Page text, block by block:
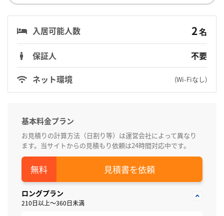
入居可能人数 2名
保証人
不要
ネット環境
(Wi-Fiなし)
基本料金プラン
お見積りの計算方法（日割り等）は運営会社によって異なり
ます。当サイトからの見積もり依頼は24時間対応中です。
見積書を依頼
ロングプラン
210日以上～360日未満